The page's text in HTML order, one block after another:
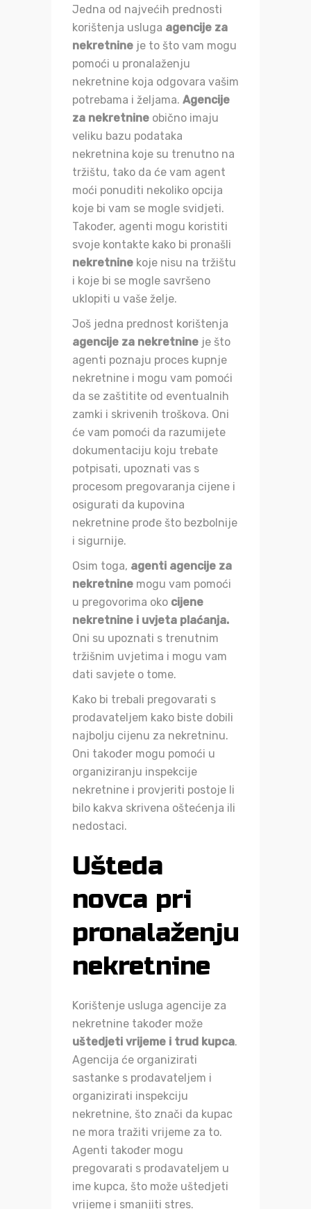
Jedna od najvećih prednosti
korištenja usluga agencije za
nekretnine je to što vam mogu
pomoći u pronalaženju
nekretnine koja odgovara vašim
potrebama i željama. Agencije
za nekretnine obično imaju
veliku bazu podataka
nekretnina koje su trenutno na
tržištu, tako da će vam agent
moći ponuditi nekoliko opcija
koje bi vam se mogle svidjeti.
Također, agenti mogu koristiti
svoje kontakte kako bi pronašli
nekretnine koje nisu na tržištu
i koje bi se mogle savršeno
uklopiti u vaše želje.
Još jedna prednost korištenja
agencije za nekretnine je što
agenti poznaju proces kupnje
nekretnine i mogu vam pomoći
da se zaštitite od eventualnih
zamki i skrivenih troškova. Oni
će vam pomoći da razumijete
dokumentaciju koju trebate
potpisati, upoznati vas s
procesom pregovaranja cijene i
osigurati da kupovina
nekretnine prođe što bezbolnije
i sigurnije.
Osim toga, agenti agencije za
nekretnine mogu vam pomoći
u pregovorima oko cijene
nekretnine i uvjeta plaćanja.
Oni su upoznati s trenutnim
tržišnim uvjetima i mogu vam
dati savjete o tome.
Kako bi trebali pregovarati s
prodavateljem kako biste dobili
najbolju cijenu za nekretninu.
Oni također mogu pomoći u
organiziranju inspekcije
nekretnine i provjeriti postoje li
bilo kakva skrivena oštećenja ili
nedostaci.
Ušteda
novca pri
pronalaženju
nekretnine
Korištenje usluga agencije za
nekretnine također može
uštedjeti vrijeme i trud kupca.
Agencija će organizirati
sastanke s prodavateljem i
organizirati inspekciju
nekretnine, što znači da kupac
ne mora tražiti vrijeme za to.
Agenti također mogu
pregovarati s prodavateljem u
ime kupca, što može uštedjeti
vrijeme i smanjiti stres.